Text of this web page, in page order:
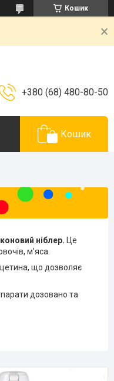
Кошик
+380 (68) 480-80-50
Кошик
ніблер. Це
м'яса.
що дозволяє
дозовано та